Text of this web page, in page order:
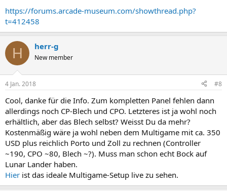
https://forums.arcade-museum.com/showthread.php?
t=412458
H herr-g
New member
4 Jan. 2018 #8
Cool, danke für die Info. Zum kompletten Panel fehlen dann
allerdings noch CP-Blech und CPO. Letzteres ist ja wohl noch
erhältlich, aber das Blech selbst? Weisst Du da mehr?
Kostenmäßig wäre ja wohl neben dem Multigame mit ca. 350
USD plus reichlich Porto und Zoll zu rechnen (Controller
~190, CPO ~80, Blech ~?). Muss man schon echt Bock auf
Lunar Lander haben.
Hier ist das ideale Multigame-Setup live zu sehen.